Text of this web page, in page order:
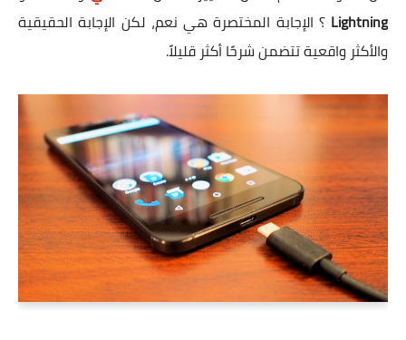
Lightning ؟ الإجابة المختصرة هي نعم، لكن الإجابة الحقيقية
والأكثر واقعية تتضمن شرحًا أكثر قليلاً.